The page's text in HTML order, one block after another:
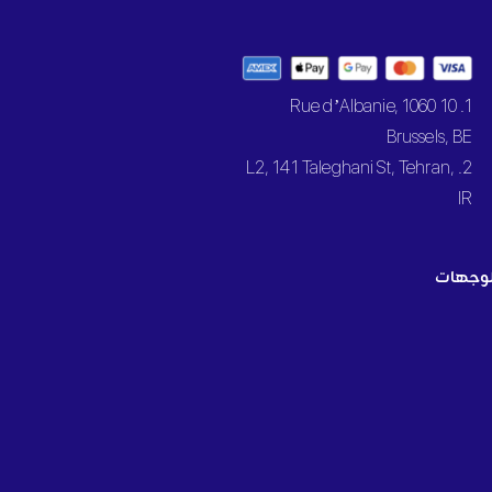
1. 10 Rue d’Albanie, 1060
Brussels, BE
2. L2, 141 Taleghani St, Tehran,
IR